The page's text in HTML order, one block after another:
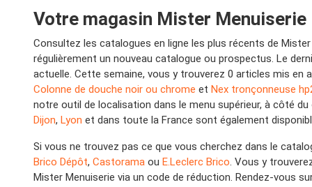
Votre magasin Mister Menuiserie
Consultez les catalogues en ligne les plus récents de
régulièrement un nouveau catalogue ou prospectus. Le
actuelle. Cette semaine, vous y trouverez 0 articles mis
Colonne de douche noir ou chrome et Nex tronçonneuse
notre outil de localisation dans le menu supérieur, à côté
Dijon, Lyon et dans toute la France sont également
Si vous ne trouvez pas ce que vous cherchez dans le
Brico Dépôt, Castorama ou E.Leclerc Brico. Vous y
Mister Menuiserie via un code de réduction. Rendez-vous